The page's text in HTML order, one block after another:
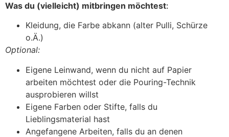
Was du (vielleicht) mitbringen möchtest:
Kleidung, die Farbe abkann (alter Pulli, Schürze
o.Ä.)
Optional:
Eigene Leinwand, wenn du nicht auf Papier
arbeiten möchtest oder die Pouring-Technik
ausprobieren willst
Eigene Farben oder Stifte, falls du
Lieblingsmaterial hast
Angefangene Arbeiten, falls du an denen